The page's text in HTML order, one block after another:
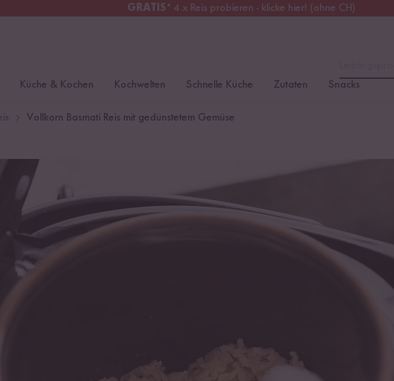
GRATIS* 4 x Reis probieren - klicke hier! (ohne CH)
Alle Zölle & Steuern inklusive
Küche & Kochen Kochwelten Schnelle Küche Zutaten Snacks
Vollkorn Basmati Reis mit gedünstetem Gemüse